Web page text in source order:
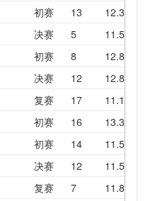
初赛
13 12.31
决赛 5 11.52
初赛
8 12.85
决赛 12 12.85
复赛
17 11.12
初赛
16 13.34
初赛 14 11.59
决赛 12 11.51
复赛
7 11.82